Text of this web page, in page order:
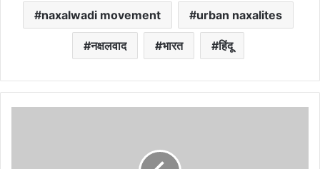
naxalwadi movement urban naxalites
नक्षलवाद भारत हिंदू